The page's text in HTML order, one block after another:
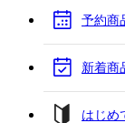
予約商
新着商
はじめ